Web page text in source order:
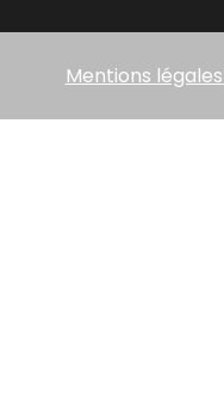
Mentions légales